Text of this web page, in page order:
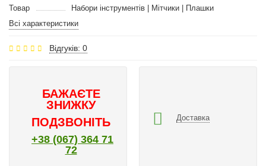
Товар
Набори інструментів | Мітчики | Плашки
Всі характеристики
Відгуків: 0
БАЖАЄТЕ
ЗНИЖКУ
ПОДЗВОНІТЬ
+38 (067) 364 71
72
Доставка